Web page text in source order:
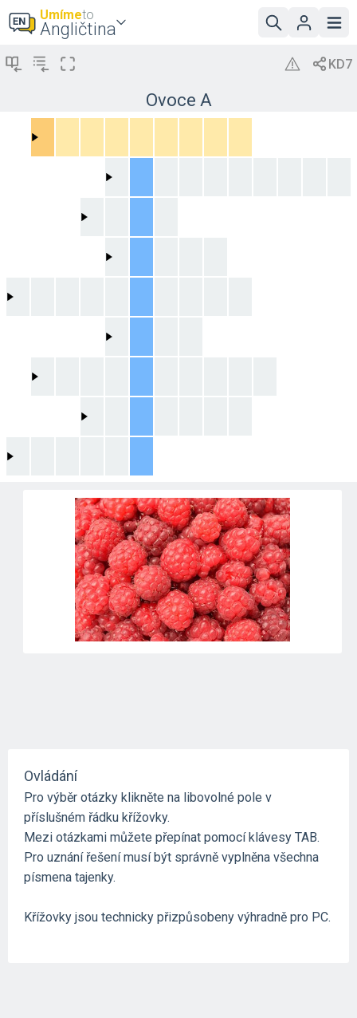
Umímeto
Angličtina
Ovoce A
Ovládání
Pro výběr otázky klikněte na libovolné pole v
příslušném řádku křížovky.
Mezi otázkami můžete přepínat pomocí klávesy TAB.
Pro uznání řešení musí být správně vyplněna všechna
písmena tajenky.
Křížovky jsou technicky přizpůsobeny výhradně pro PC.